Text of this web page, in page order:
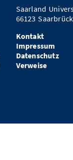
Saarland
66123
Kontakt
Impressum
Datenschutz
Verweise